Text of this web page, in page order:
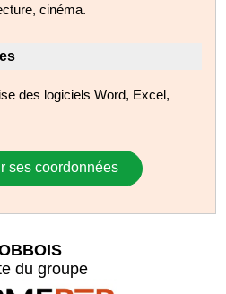
cinéma.
des logiciels Word, Excel,
ses coordonnées
du groupe